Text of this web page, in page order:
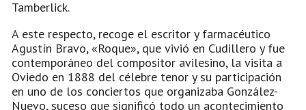
Tamberlick.
A este respecto, recoge el escritor y farmacéutico
Agustín Bravo, «Roque», que vivió en Cudillero y fue
contemporáneo del compositor avilesino, la visita a
Oviedo en 1888 del célebre tenor y su participación
en uno de los conciertos que organizaba González-
Nuevo, suceso que significó todo un acontecimiento